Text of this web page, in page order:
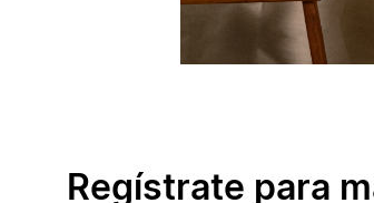
Regístrate para